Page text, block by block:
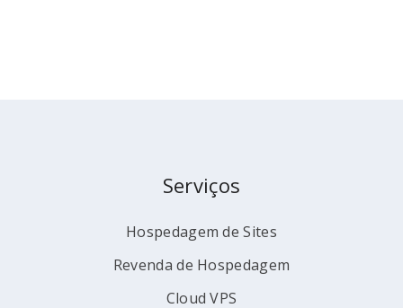
Serviços
Hospedagem de Sites
Revenda de Hospedagem
Cloud VPS